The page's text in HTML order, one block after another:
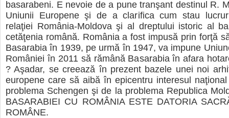
basarabeni. E nevoie de a pune tranşant destinul R.
Uniunii Europene şi de a clarifica cum stau
relaţiei România-Moldova şi al dreptului istoric al
cetăţenia română. România a fost impusă prin forţă
Basarabia în 1939, pe urmă în 1947, va impune
României în 2011 să rămână Basarabia în afara
? Aşadar, se creează în prezent bazele unei noi
europene care să aibă în epicentru interesul
problema Schengen şi de la problema Republica
BASARABIEI CU ROMÂNIA ESTE DATORIA
ROMÂNE.